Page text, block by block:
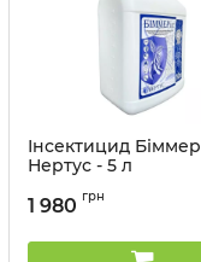
Інсектицид Біммер
Нертус - 5 л
1 980 грн